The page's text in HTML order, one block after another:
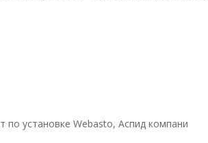
по установке Webasto, Аспид компани